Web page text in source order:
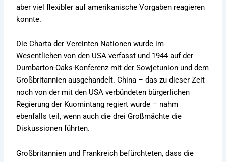
aber viel flexibler auf amerikanische Vorgaben reagieren
konnte.
Die Charta der Vereinten Nationen wurde im
Wesentlichen von den USA verfasst und 1944 auf der
Dumbarton-Oaks-Konferenz mit der Sowjetunion und dem
Großbritannien ausgehandelt. China – das zu dieser Zeit
noch von der mit den USA verbündeten bürgerlichen
Regierung der Kuomintang regiert wurde – nahm
ebenfalls teil, wenn auch die drei Großmächte die
Diskussionen führten.
Großbritannien und Frankreich befürchteten, dass die